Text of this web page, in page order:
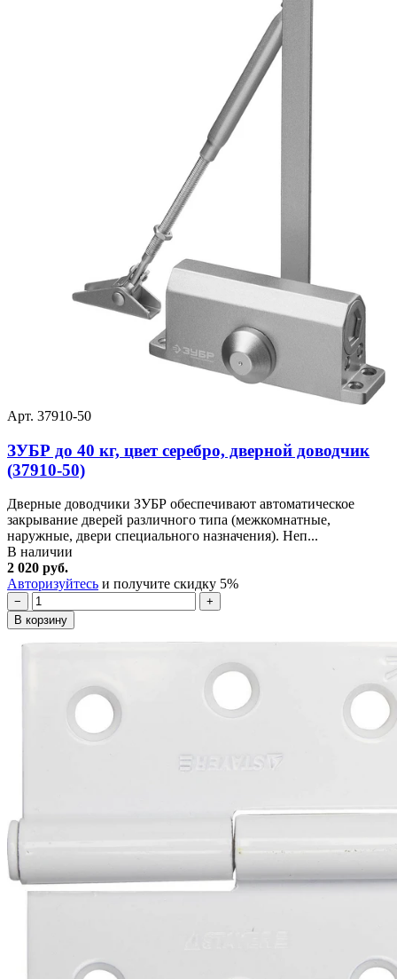
Арт. 37910-50
ЗУБР до 40 кг, цвет серебро, дверной доводчик
(37910-50)
Дверные доводчики ЗУБР обеспечивают автоматическое
закрывание дверей различного типа (межкомнатные,
наружные, двери специального назначения). Неп...
В наличии
2 020 руб.
Авторизуйтесь и получите скидку 5%
−
+
В корзину